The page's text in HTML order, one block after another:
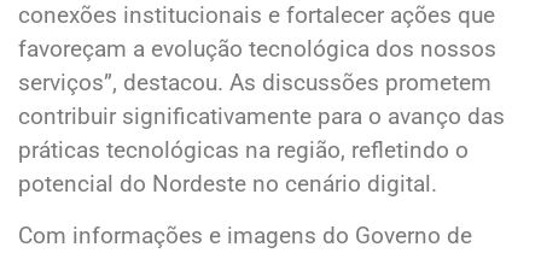
conexões institucionais e fortalecer ações que
favoreçam a evolução tecnológica dos nossos
serviços”, destacou. As discussões prometem
contribuir significativamente para o avanço das
práticas tecnológicas na região, refletindo o
potencial do Nordeste no cenário digital.
Com informações e imagens do Governo de